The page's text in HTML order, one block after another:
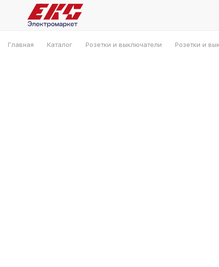
Главная Каталог Розетки и выключатели Розетки и